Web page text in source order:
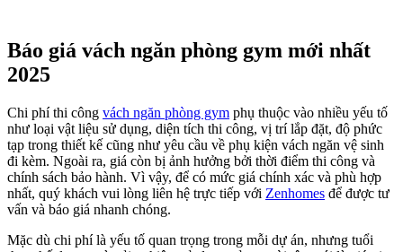
Báo giá vách ngăn phòng gym mới nhất
2025
Chi phí thi công vách ngăn phòng gym phụ thuộc vào nhiều yếu tố
như loại vật liệu sử dụng, diện tích thi công, vị trí lắp đặt, độ phức
tạp trong thiết kế cũng như yêu cầu về phụ kiện vách ngăn vệ sinh
đi kèm. Ngoài ra, giá còn bị ảnh hưởng bởi thời điểm thi công và
chính sách bảo hành. Vì vậy, để có mức giá chính xác và phù hợp
nhất, quý khách vui lòng liên hệ trực tiếp với Zenhomes để được tư
vấn và báo giá nhanh chóng.
Mặc dù chi phí là yếu tố quan trọng trong mỗi dự án, nhưng tuổi